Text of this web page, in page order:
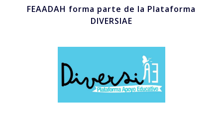
FEAADAH forma parte de la Plataforma
DIVERSIAE